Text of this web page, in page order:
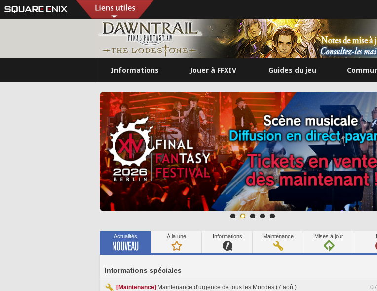
Informations Jouer à FFXIV Guides du jeu
Actualités À la une Informations Maintenance Mises à jour
Informations spéciales
[Maintenance] Maintenance d'urgence de tous les Mondes (7 aoû.)